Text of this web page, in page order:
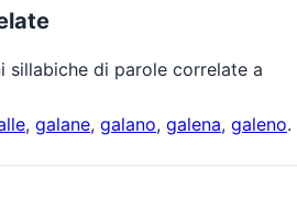
sillabiche di parole correlate a
, galane, galano, galena, galeno.